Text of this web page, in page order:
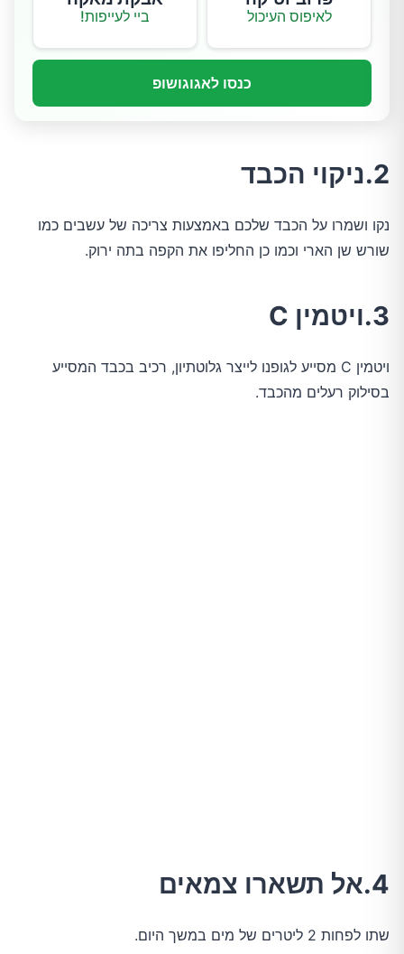
לאיפוס העיכול ביי לעייפות!
כנסו לאגוגושופ
2.ניקוי הכבד
נקו ושמרו על הכבד שלכם באמצעות צריכה של עשבים כמו
שורש שן הארי וכמו כן החליפו את הקפה בתה ירוק.
3.ויטמין C
ויטמין C מסייע לגופנו לייצר גלוטתיון, רכיב בכבד המסייע
בסילוק רעלים מהכבד.
4.אל תשארו צמאים
שתו לפחות 2 ליטרים של מים במשך היום.